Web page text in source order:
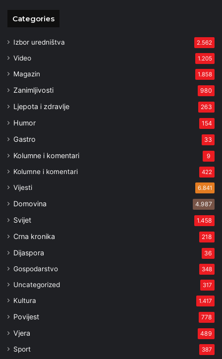
Categories
Izbor uredništva 2.562
Video 1.205
Magazin 1.858
Zanimljivosti 980
Ljepota i zdravlje 263
Humor 154
Gastro 33
Kolumne i komentari 9
Kolumne i komentari 422
Vijesti 6.841
Domovina 4.987
Svijet 1.458
Crna kronika 218
Dijaspora 36
Gospodarstvo 348
Uncategorized 317
Kultura 1.417
Povijest 778
Vjera 489
Sport 387